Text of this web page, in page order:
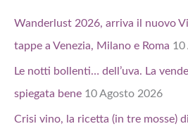
Wanderlust 2026, arriva il nuovo
tappe a Venezia, Milano e Roma 10
Le notti bollenti… dell’uva. La
spiegata bene 10 Agosto 2026
Crisi vino, la ricetta (in tre mosse)